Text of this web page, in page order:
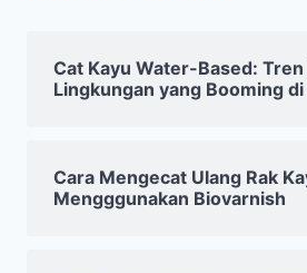
Cat Kayu Water-Based: Tren
Lingkungan yang Booming
Cara Mengecat Ulang Rak
Mengggunakan Biovarnish